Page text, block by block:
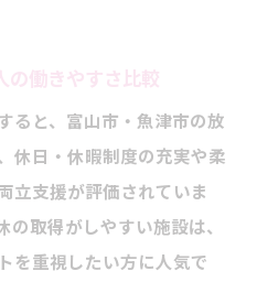
の働きやすさ比較
ると、富山市・魚津市の放
休日・休暇制度の充実や柔
立支援が評価されていま
取得がしやすい施設は、
を重視したい方に人気で